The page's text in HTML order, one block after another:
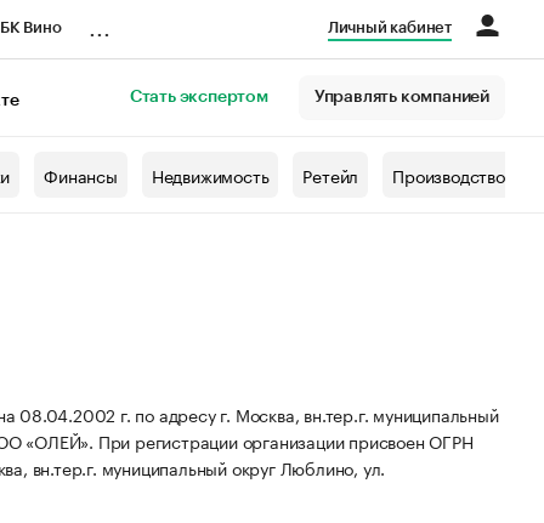
Вино Личный кабинет
Стать экспертом Управлять компанией
Финансы Недвижимость Ретейл Производство
08.04.2002 г. по адресу г. Москва, вн.тер.г. муниципальный
«ОЛЕЙ». При регистрации организации присвоен ОГРН
вн.тер.г. муниципальный округ Люблино, ул.